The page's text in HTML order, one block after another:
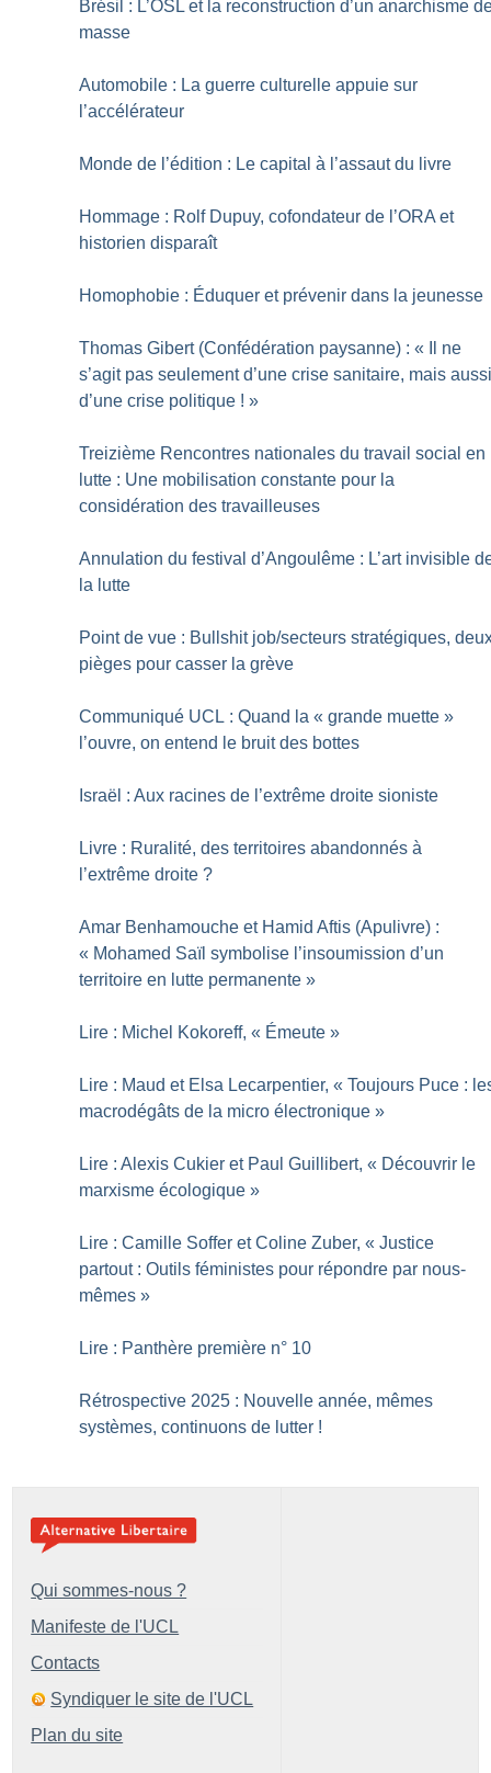
Brésil : L’OSL et la reconstruction d’un anarchisme
masse
Automobile : La guerre culturelle appuie sur
l’accélérateur
Monde de l’édition : Le capital à l’assaut du livre
Hommage : Rolf Dupuy, cofondateur de l’ORA et
historien disparaît
Homophobie : Éduquer et prévenir dans la jeunesse
Thomas Gibert (Confédération paysanne) : «
Il ne
s’agit pas seulement d’une crise sanitaire, mais
d’une crise politique ! »
Treizième Rencontres nationales du travail social en
lutte : Une mobilisation constante pour la
considération des travailleuses
Annulation du festival d’Angoulême : L’art invisible
la lutte
Point de vue : Bullshit job/secteurs stratégiques,
pièges pour casser la grève
Communiqué UCL : Quand la « grande muette »
l’ouvre, on entend le bruit des bottes
Israël : Aux racines de l’extrême droite sioniste
Livre : Ruralité, des territoires abandonnés à
l’extrême droite ?
Amar Benhamouche et Hamid Aftis (Apulivre) :
« Mohamed Saïl symbolise l’insoumission d’un
territoire en lutte permanente »
Lire : Michel Kokoreff, « Émeute »
Lire : Maud et Elsa Lecarpentier, « Toujours Puce :
macrodégâts de la micro électronique »
Lire : Alexis Cukier et Paul Guillibert, « Découvrir le
marxisme écologique »
Lire : Camille Soffer et Coline Zuber, « Justice
partout : Outils féministes pour répondre par nous-
mêmes »
Lire : Panthère première n° 10
Rétrospective 2025 : Nouvelle année, mêmes
systèmes, continuons de lutter !
Qui sommes-nous ?
Manifeste de l'UCL
Contacts
Syndiquer le site de l'UCL
Plan du site